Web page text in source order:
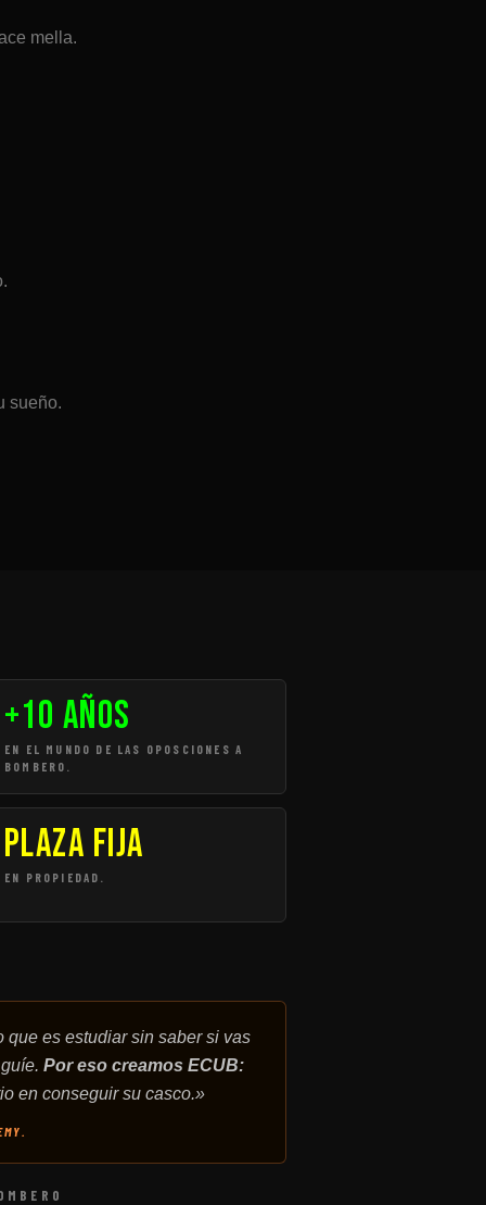
mella.
sueño.
+10 AÑOS
EN EL MUNDO DE LAS OPOSCIONES A
BOMBERO.
Plaza FIJA
EN PROPIEDAD.
que es estudiar sin saber si vas
Por eso creamos ECUB:
en conseguir su casco.»